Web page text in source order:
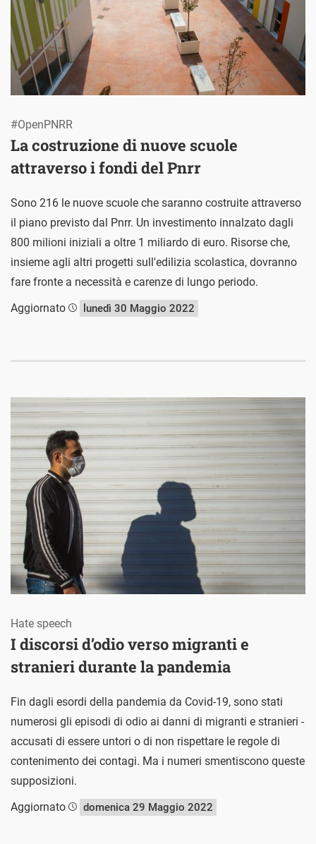
La costruzione di nuove scuole
attraverso i fondi del Pnrr
#OpenPNRR
Sono 216 le nuove scuole che saranno costruite attraverso
il piano previsto dal Pnrr. Un investimento innalzato dagli
800 milioni iniziali a oltre 1 miliardo di euro. Risorse che,
insieme agli altri progetti sull'edilizia scolastica, dovranno
fare fronte a necessità e carenze di lungo periodo.
Aggiornato
lunedì 30 Maggio 2022
I discorsi d’odio verso migranti e
stranieri durante la pandemia
Hate speech
Fin dagli esordi della pandemia da Covid-19, sono stati
numerosi gli episodi di odio ai danni di migranti e stranieri -
accusati di essere untori o di non rispettare le regole di
contenimento dei contagi. Ma i numeri smentiscono queste
supposizioni.
Aggiornato
domenica 29 Maggio 2022